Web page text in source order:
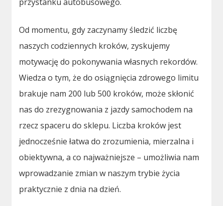
przystanku autobusowego.
Od momentu, gdy zaczynamy śledzić liczbę
naszych codziennych kroków, zyskujemy
motywację do pokonywania własnych rekordów.
Wiedza o tym, że do osiągnięcia zdrowego limitu
brakuje nam 200 lub 500 kroków, może skłonić
nas do zrezygnowania z jazdy samochodem na
rzecz spaceru do sklepu. Liczba kroków jest
jednocześnie łatwa do zrozumienia, mierzalna i
obiektywna, a co najważniejsze – umożliwia nam
wprowadzanie zmian w naszym trybie życia
praktycznie z dnia na dzień.